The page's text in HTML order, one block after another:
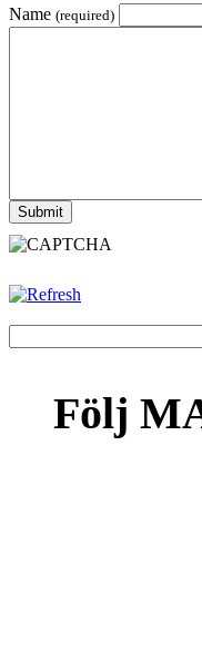
Name (required)
Följ